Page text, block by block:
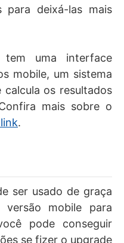
para deixá-las mais
uma interface
mobile, um sistema
os resultados
mais sobre o
.
ser usado de graça
mobile para
pode conseguir
se fizer o upgrade